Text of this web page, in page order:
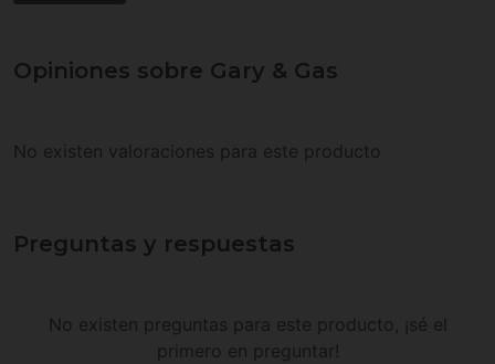
Opiniones sobre Gary & Gas
No existen valoraciones para este producto
Preguntas y respuestas
No existen preguntas para este producto, ¡sé el
primero en preguntar!